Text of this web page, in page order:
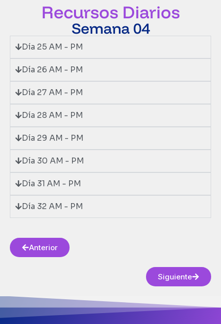
Recursos Diarios
Semana 04
Día 25 AM - PM
Día 26 AM - PM
Día 27 AM - PM
Día 28 AM - PM
Día 29 AM - PM
Día 30 AM - PM
Día 31 AM - PM
Día 32 AM - PM
Anterior
Siguiente